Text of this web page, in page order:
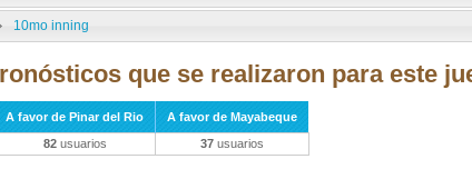
10mo inning
que se realizaron para este
A favor de Pinar del Rio
A favor de Mayabeque
82usuarios 37 usuarios